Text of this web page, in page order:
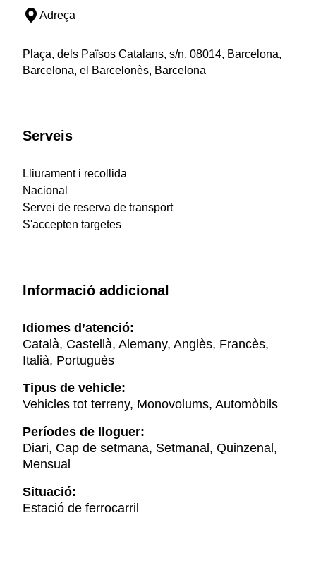
Adreça
Plaça, dels Països Catalans, s/n, 08014, Barcelona,
Barcelona, el Barcelonès, Barcelona
Serveis
Lliurament i recollida
Nacional
Servei de reserva de transport
S'accepten targetes
Informació addicional
Idiomes d’atenció:
Català, Castellà, Alemany, Anglès, Francès,
Italià, Portuguès
Tipus de vehicle:
Vehicles tot terreny, Monovolums, Automòbils
Períodes de lloguer:
Diari, Cap de setmana, Setmanal, Quinzenal,
Mensual
Situació:
Estació de ferrocarril